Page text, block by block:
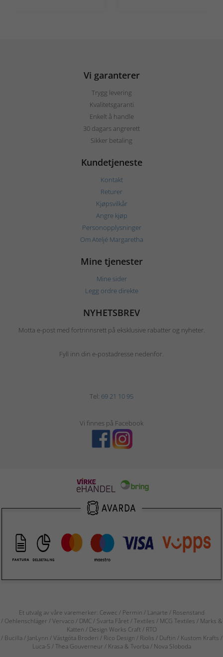
Vi garanterer
Trygg levering
Kvalitetsgaranti
Enkelt å handle
30 dagars angrerett
Sikker betaling
Kundetjeneste
Kontakt
Returer
Kjøpsvilkår
Angre kjøp
Personopplysninger
Om Ateljé Margaretha
Mine tjenester
Mine sider
Legg ordre direkte
NYHETSBREV
Motta e-post med fortrinnsrett på eksklusive rabatter og nyheter.
Fyll inn din e-postadresse nedenfor.
Tel: 69 21 10 95
Vi finnes på Facebook
Et utvalg av våre varemerker: Cewec / Permin / Lanarte / Rosenstand
/ Oehlenschläger / Vervaco / DMC / Svarta Fåret / Textiles / MCG Textiles / Marks &
Katten / Design Works Craft / RTO
/ Bucilla / JanLynn / Västgöta Broderi / Rico Design / Riolis / Duftin / Kustom Krafts /
Luca-S / Thea Gouverneur / Krasa & Tvorba / Nova Sloboda